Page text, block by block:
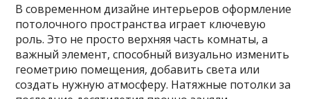
В современном дизайне интерьеров оформление
потолочного пространства играет ключевую
роль. Это не просто верхняя часть комнаты, а
важный элемент, способный визуально изменить
геометрию помещения, добавить света или
создать нужную атмосферу. Натяжные потолки за